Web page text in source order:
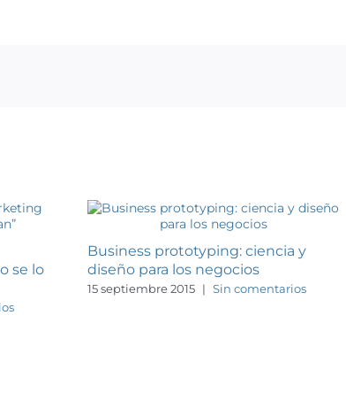
se lo
Business prototyping: ciencia y
diseño para los negocios
15 septiembre 2015 | Sin comentarios